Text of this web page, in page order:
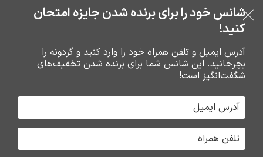
بدون ضامن، بدون سود
عبور به ناوبری
رفتن به محتوای اصلی
0 ریال
محصولات برچسب خورده “گلس گوشی شیائومی poco x5 pro”
جشواره فروش محصولات اپل
فروشگاه نوین تراشه گنجی
شانس خود را برای برنده شدن جایزه امتحان
کنید!
آدرس ایمیل و تلفن همراه خود را وارد کنید و گردونه را
بچرخانید. این شانس شما برای برنده شدن تخفیف‌های
شگفت‌انگیز است!